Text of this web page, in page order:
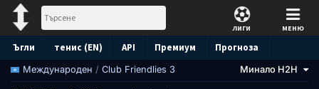
ЛИГИ МЕНЮ
Ъгли тенис (EN) API Премиум Прогноза
Международен / Club Friendlies 3 Минало H2H